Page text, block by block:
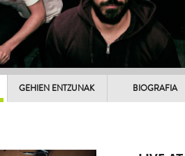
GEHIEN ENTZUNAK BIOGRAFIA